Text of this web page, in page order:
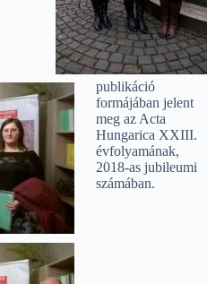
publikáció
formájában jelent
meg az Acta
Hungarica XXIII.
évfolyamának,
2018-as jubileumi
számában.